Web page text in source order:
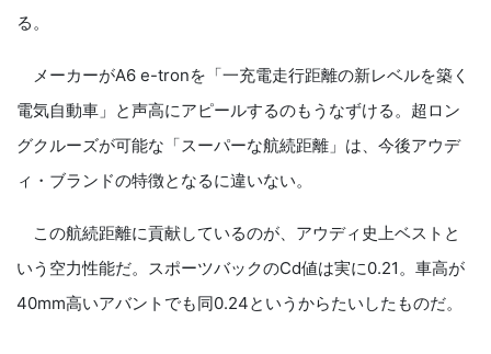
る。
メーカーがA6 e-tronを「一充電走行距離の新レベルを築く
電気自動車」と声高にアピールするのもうなずける。超ロン
グクルーズが可能な「スーパーな航続距離」は、今後アウデ
ィ・ブランドの特徴となるに違いない。
この航続距離に貢献しているのが、アウディ史上ベストと
いう空力性能だ。スポーツバックのCd値は実に0.21。車高が
40mm高いアバントでも同0.24というからたいしたものだ。